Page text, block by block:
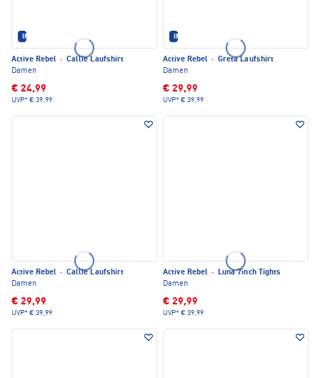
IM SET ERHÄLTLICH
Active Rebel · Callie Laufshirt
Damen
€ 24,99
UVP* € 39,99
IM SET ERHÄLTLICH
Active Rebel · Greta Laufshirt
Damen
€ 29,99
UVP* € 39,99
Active Rebel · Callie Laufshirt
Damen
€ 29,99
UVP* € 39,99
Active Rebel ·
Luna 7inch Tights
Damen
€ 29,99
UVP* € 39,99